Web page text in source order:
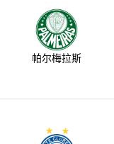
帕尔梅拉斯